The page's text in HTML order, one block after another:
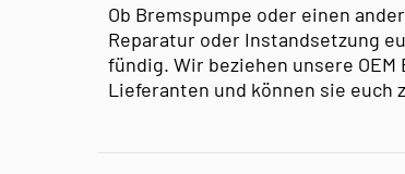
Ob Bremspumpe oder einen
Reparatur oder Instandsetzung
fündig. Wir beziehen unsere
Lieferanten und können sie euch